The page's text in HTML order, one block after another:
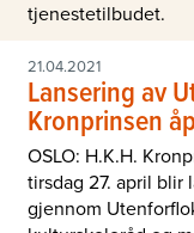
tjenestetilbudet.
21.04.2021
Lansering av
Kronprinsen
OSLO: H.K.H.
tirsdag 27. april blir
gjennom